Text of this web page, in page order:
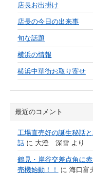
店長お出掛け
店長の今日の出来事
旬な話題
横浜の情報
横浜中華街お取り寄せ
最近のコメント
工場直売好の誕生秘話
話 に 大澄 深雪 より
鶴見・岸谷交差点角に
売機始動！！
に 海口富